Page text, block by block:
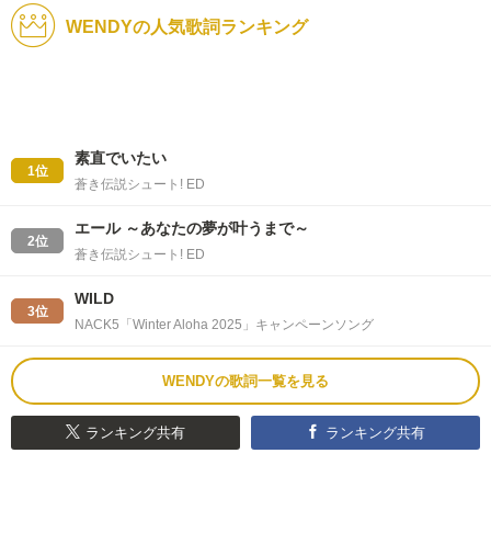
WENDYの人気歌詞ランキング
1位
素直でいたい
蒼き伝説シュート! ED
2位
エール ～あなたの夢が叶うまで～
蒼き伝説シュート! ED
3位
WILD
NACK5「Winter Aloha 2025」キャンペーンソング
WENDYの歌詞一覧を見る
ランキング共有 ランキング共有